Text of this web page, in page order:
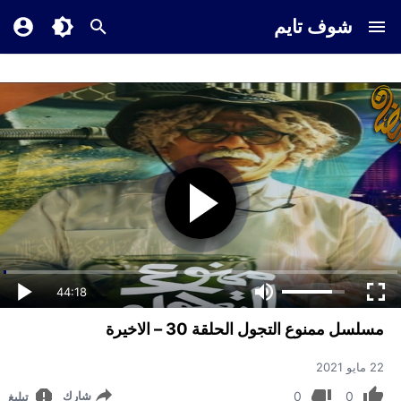
شوف تايم
44:18
مسلسل ممنوع التجول الحلقة 30 – الاخيرة
22 مايو 2021
0
0 شارك تبليغ